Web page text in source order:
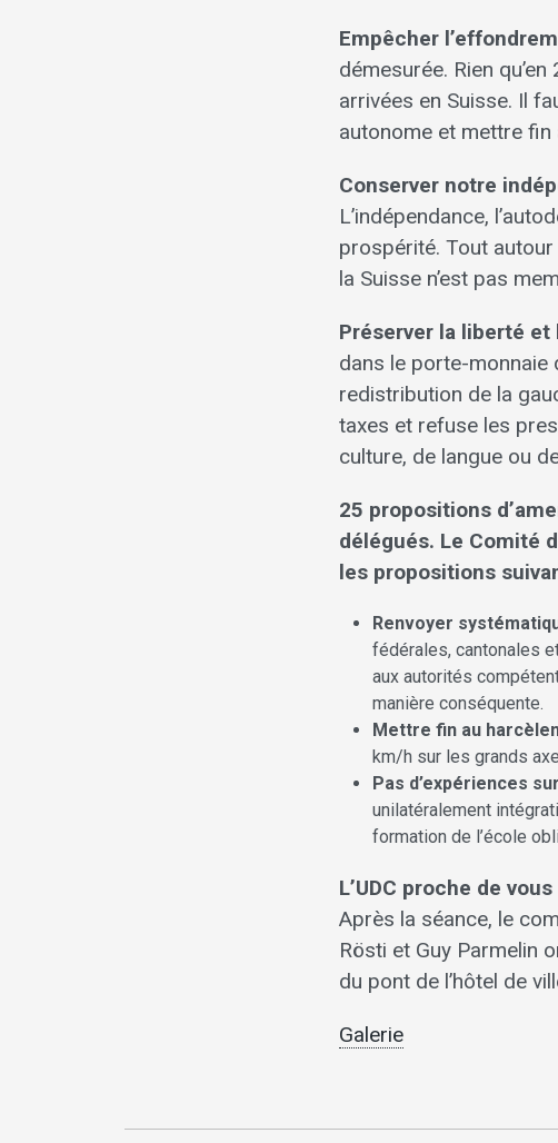
Empêcher
démesurée. Rien
arrivées en Suisse. Il
autonome et mettre fin
Conserver notre
L’indépendance,
prospérité. Tout autour
la Suisse n’est pas
Préserver la liberté et
dans le porte-monnaie
redistribution de la
taxes et refuse les
culture, de langue ou
25 propositions
délégués. Le Comité
les propositions
Renvoyer
fédérales, cantonales
aux autorités
manière conséquente.
Mettre fin au
km/h sur les grands
Pas d’expériences
unilatéralement
formation de l’école
L’UDC proche de
Après la séance, le
Rösti et Guy Parmelin
du pont de l’hôtel de
Galerie